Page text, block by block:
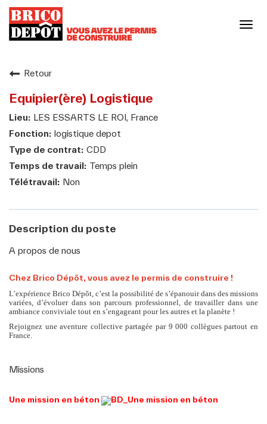
Notre enseigne
Notre culture
Nos engagements responsables
Nos métiers
Votre carrière
Postuler
Retour
Equipier(ère) Logistique
LES ESSARTS LE ROI, France
logistique depot
CDD
Temps plein
Non
Description du poste
A propos de nous
Chez Brico Dépôt, vous avez le permis de construire !
L’expérience Brico Dépôt, c’est la possibilité de s’épanouir dans des missions
variées, d’évoluer dans son parcours professionnel, de travailler dans une
ambiance conviviale tout en s’engageant pour les autres et la planète !
Rejoignez une aventure collective partagée par 9 000 collègues partout en
France.
Missions
Une mission en béton